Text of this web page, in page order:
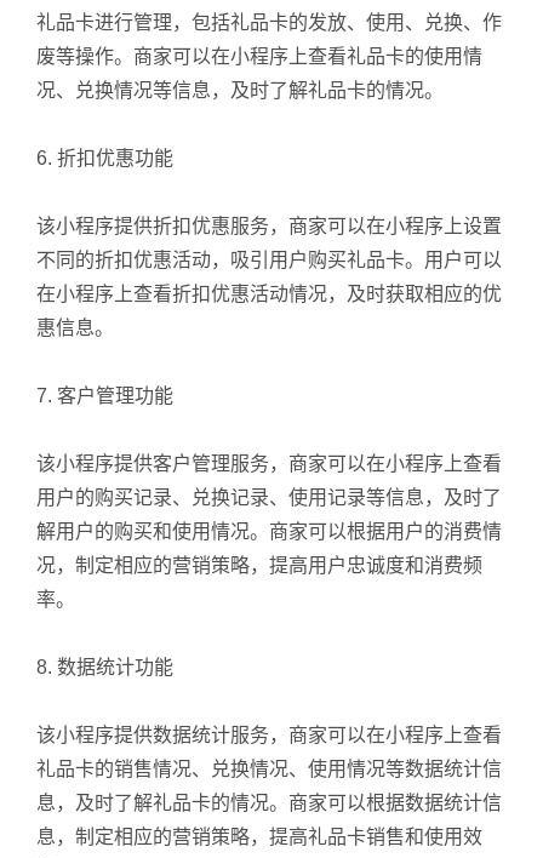
礼品卡进行管理，包括礼品卡的发放、使用、兑换、作
废等操作。商家可以在小程序上查看礼品卡的使用情
况、兑换情况等信息，及时了解礼品卡的情况。
6. 折扣优惠功能
该小程序提供折扣优惠服务，商家可以在小程序上设置
不同的折扣优惠活动，吸引用户购买礼品卡。用户可以
在小程序上查看折扣优惠活动情况，及时获取相应的优
惠信息。
7. 客户管理功能
该小程序提供客户管理服务，商家可以在小程序上查看
用户的购买记录、兑换记录、使用记录等信息，及时了
解用户的购买和使用情况。商家可以根据用户的消费情
况，制定相应的营销策略，提高用户忠诚度和消费频
率。
8. 数据统计功能
该小程序提供数据统计服务，商家可以在小程序上查看
礼品卡的销售情况、兑换情况、使用情况等数据统计信
息，及时了解礼品卡的情况。商家可以根据数据统计信
息，制定相应的营销策略，提高礼品卡销售和使用效